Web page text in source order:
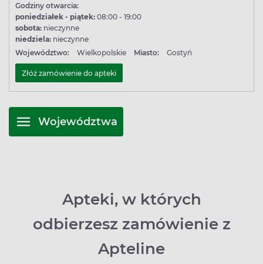
Godziny otwarcia:
poniedziałek - piątek: 08:00 - 19:00
sobota: nieczynne
niedziela: nieczynne
Województwo:
Wielkopolskie Miasto: Gostyń
Złóż zamówienie do apteki
Województwa
Apteki, w których
odbierzesz zamówienie z
Apteline